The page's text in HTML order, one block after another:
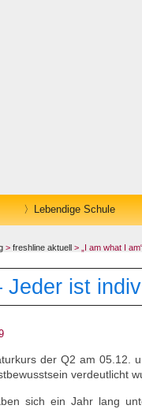
Lebendige Schule
> freshline aktuell > „I am what I
Jeder ist
der Q2 am 05.12.
verdeutlicht
sich ein Jahr lang